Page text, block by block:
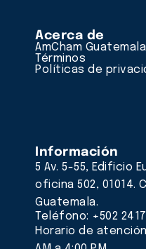
Acerca de
AmCham Guatemala
Términos
Políticas de
Información
5 Av. 5-55, Edificio
oficina 502, 01014.
Guatemala.
Teléfono: +502
Horario de